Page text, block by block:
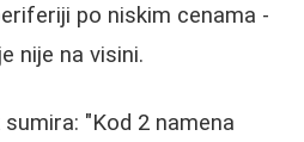
po niskim cenama -
nije na visini.
"Kod 2 namena